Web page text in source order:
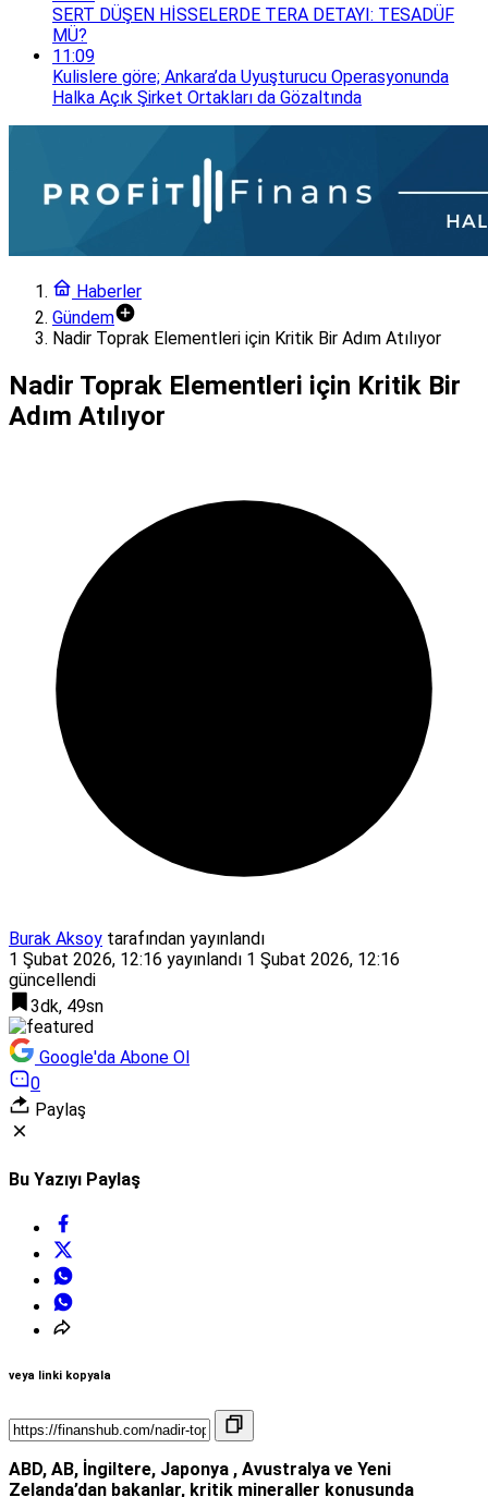
SERT DÜŞEN HİSSELERDE TERA DETAYI: TESADÜF
MÜ?
11:09
Kulislere göre; Ankara’da Uyuşturucu Operasyonunda
Halka Açık Şirket Ortakları da Gözaltında
Haberler
Gündem
Nadir Toprak Elementleri için Kritik Bir Adım Atılıyor
Nadir Toprak Elementleri için Kritik Bir
Adım Atılıyor
Burak Aksoy tarafından yayınlandı
1 Şubat 2026, 12:16 yayınlandı 1 Şubat 2026, 12:16
güncellendi
3dk, 49sn
Google'da Abone Ol
0
Paylaş
Bu Yazıyı Paylaş
veya linki kopyala
ABD, AB, İngiltere, Japonya , Avustralya ve Yeni
Zelanda’dan bakanlar, kritik mineraller konusunda